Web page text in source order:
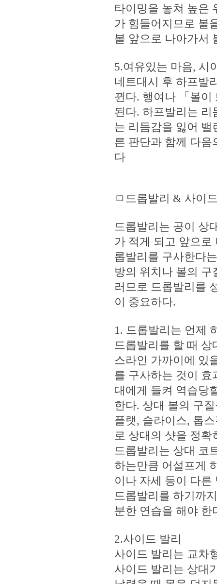
타이밍을 놓쳐 높은
가 힘들어지므로 볼
볼 앞으로 나아가서
5.여유있는 마음, 시
네트대시 후 하프발
뀐다. 행여나 「볼
된다. 하프발리는
는 리듬감을 잃어
른 판단과 함께 다음
다
ㅁ드롭발리 & 사이
드롭발리는 공이 상
가 적게 되고 앞으로
롭발리를 구사한다
방의 위치나 볼의
러므로 드롭발리를
이 중요하다.
1. 드롭발리는 언제
드롭발리를 할 때
스라인 가까이에 있
를 구사하는 것이
대에게 들켜 역습당
한다. 상대 볼의 구
플랫, 슬라이스, 톱
로 상대의 샷을 정
드롭발리는 상대 코
하는만큼 어설프게
이나 자세 등이 다
드롭발리를 하기까
분한 연습을 해야 한
2.사이드 발리
사이드 발리는 교차
사이드 발리는 상대